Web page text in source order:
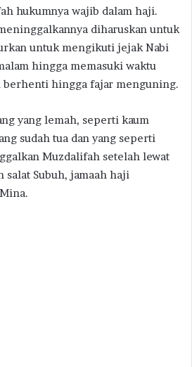
hukumnya wajib dalam haji.
diharuskan untuk
untuk mengikuti jejak Nabi
hingga memasuki waktu
berhenti hingga fajar menguning.
yang lemah, seperti kaum
sudah tua dan yang seperti
Muzdalifah setelah lewat
salat Subuh, jamaah haji